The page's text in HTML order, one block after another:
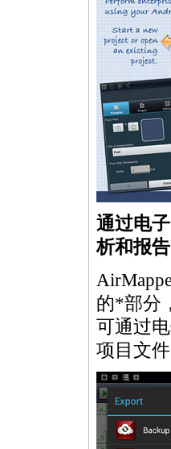
通过电
析和报告
的*部分
可通过
项目文